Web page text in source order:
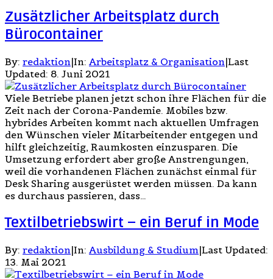
Zusätzlicher Arbeitsplatz durch
Bürocontainer
By: redaktion |In: Arbeitsplatz & Organisation |Last
Updated: 8. Juni 2021
Viele Betriebe planen jetzt schon ihre Flächen für die
Zeit nach der Corona-Pandemie. Mobiles bzw.
hybrides Arbeiten kommt nach aktuellen Umfragen
den Wünschen vieler Mitarbeitender entgegen und
hilft gleichzeitig, Raumkosten einzusparen. Die
Umsetzung erfordert aber große Anstrengungen,
weil die vorhandenen Flächen zunächst einmal für
Desk Sharing ausgerüstet werden müssen. Da kann
es durchaus passieren, dass…
Textilbetriebswirt – ein Beruf in Mode
By: redaktion |In: Ausbildung & Studium |Last Updated:
13. Mai 2021